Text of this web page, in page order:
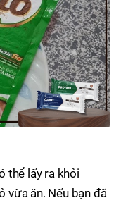
thể lấy ra khỏi
vừa ăn. Nếu bạn đã